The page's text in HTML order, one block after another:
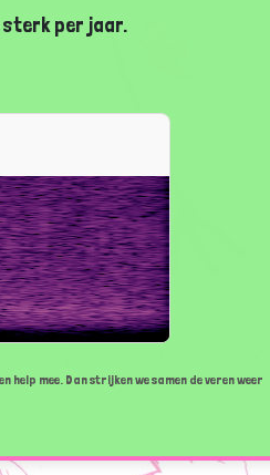
per jaar.
en help mee. Dan strijken we samen de veren weer